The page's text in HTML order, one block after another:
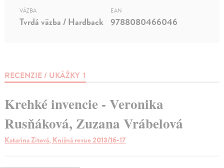
RECENZIE / UKÁŽKY 1
Krehké invencie - Veronika
Rusňáková, Zuzana Vrábelová
Katarína Zitová, Knižná revue 2013/16-17
VÄZBA
Tvrdá väzba / Hardback
EAN
9788080466046